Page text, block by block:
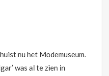
nu het Modemuseum.
was al te zien in